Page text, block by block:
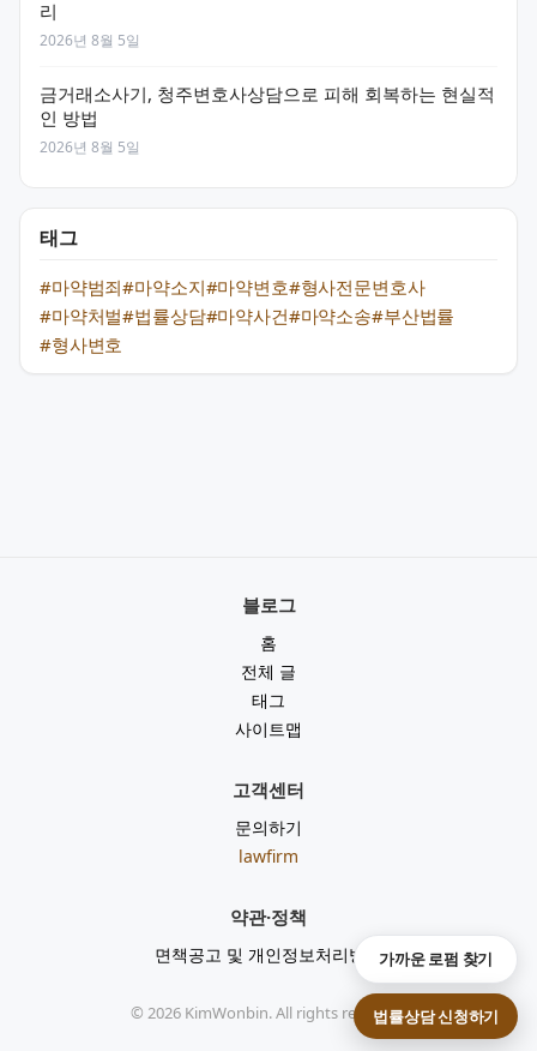
리
2026년 8월 5일
금거래소사기, 청주변호사상담으로 피해 회복하는 현실적
인 방법
2026년 8월 5일
태그
#마약범죄#마약소지#마약변호#형사전문변호사
#마약처벌#법률상담#마약사건#마약소송#부산법률
#형사변호
블로그
홈
전체 글
태그
사이트맵
고객센터
문의하기
lawfirm
약관·정책
면책공고 및 개인정보처리방침
© 2026KimWonbin. All rights reserved.
가까운 로펌 찾기
법률상담 신청하기